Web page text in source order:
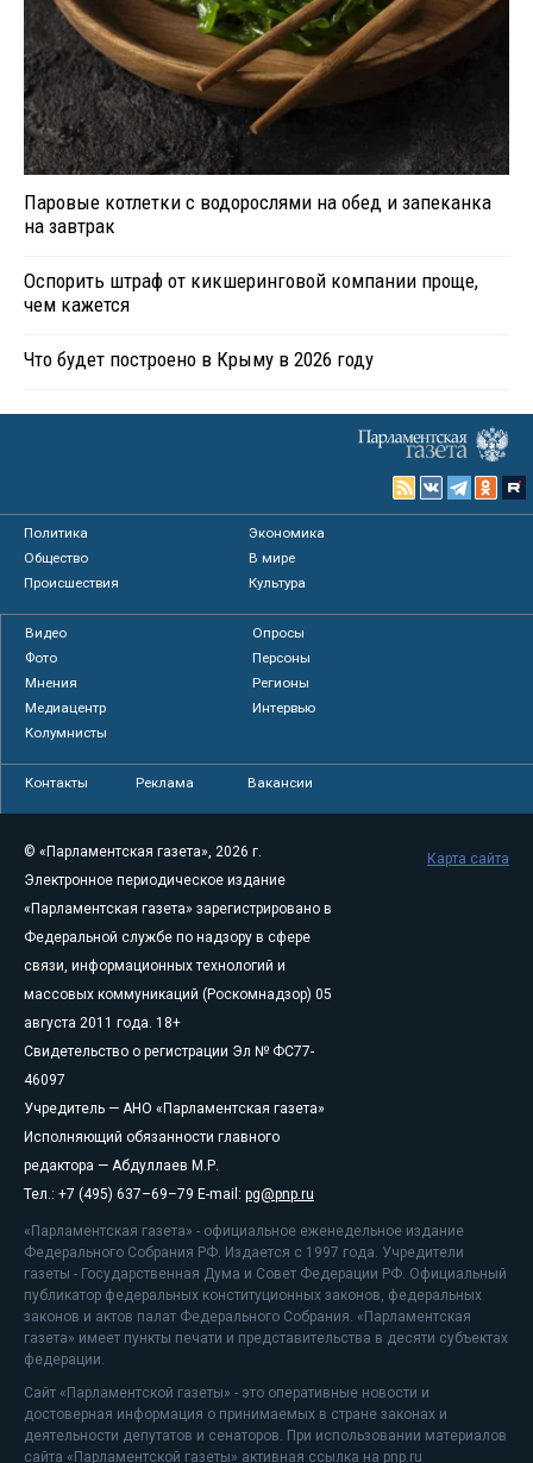
Паровые котлетки с водорослями на обед и запеканка
на завтрак
Оспорить штраф от кикшеринговой компании проще,
чем кажется
Что будет построено в Крыму в 2026 году
Политика
Экономика
Общество
В мире
Происшествия
Культура
Видео
Опросы
Фото
Персоны
Мнения
Регионы
Медиацентр
Интервью
Колумнисты
Контакты Реклама Вакансии
© «Парламентская газета», 2026 г.
Электронное периодическое издание
«Парламентская газета» зарегистрировано в
Федеральной службе по надзору в сфере
связи, информационных технологий и
массовых коммуникаций (Роскомнадзор) 05
августа 2011 года. 18+
Свидетельство о регистрации Эл № ФС77-
46097
Учредитель — АНО «Парламентская газета»
Исполняющий обязанности главного
редактора — Абдуллаев М.Р.
Тел.: +7 (495) 637–69–79 E-mail: pg@pnp.ru
«Парламентская газета» - официальное еженедельное издание
Федерального Собрания РФ. Издается с 1997 года. Учредители
газеты - Государственная Дума и Совет Федерации РФ. Официальный
публикатор федеральных конституционных законов, федеральных
законов и актов палат Федерального Собрания. «Парламентская
газета» имеет пункты печати и представительства в десяти субъектах
федерации.
Сайт «Парламентской газеты» - это оперативные новости и
достоверная информация о принимаемых в стране законах и
деятельности депутатов и сенаторов. При использовании материалов
сайта «Парламентской газеты» активная ссылка на pnp.ru
Карта сайта